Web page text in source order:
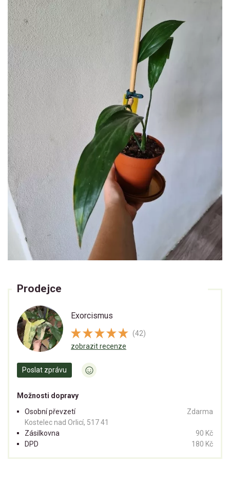
Prodejce
Exorcismus
(42)
zobrazit recenze
Poslat zprávu
Možnosti dopravy
Osobní převzetí
Kostelec nad Orlicí, 517 41
Zdarma
Zásilkovna
90 Kč
DPD
180 Kč